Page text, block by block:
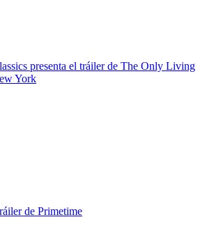
presenta el tráiler de The Only Living
York
de Primetime